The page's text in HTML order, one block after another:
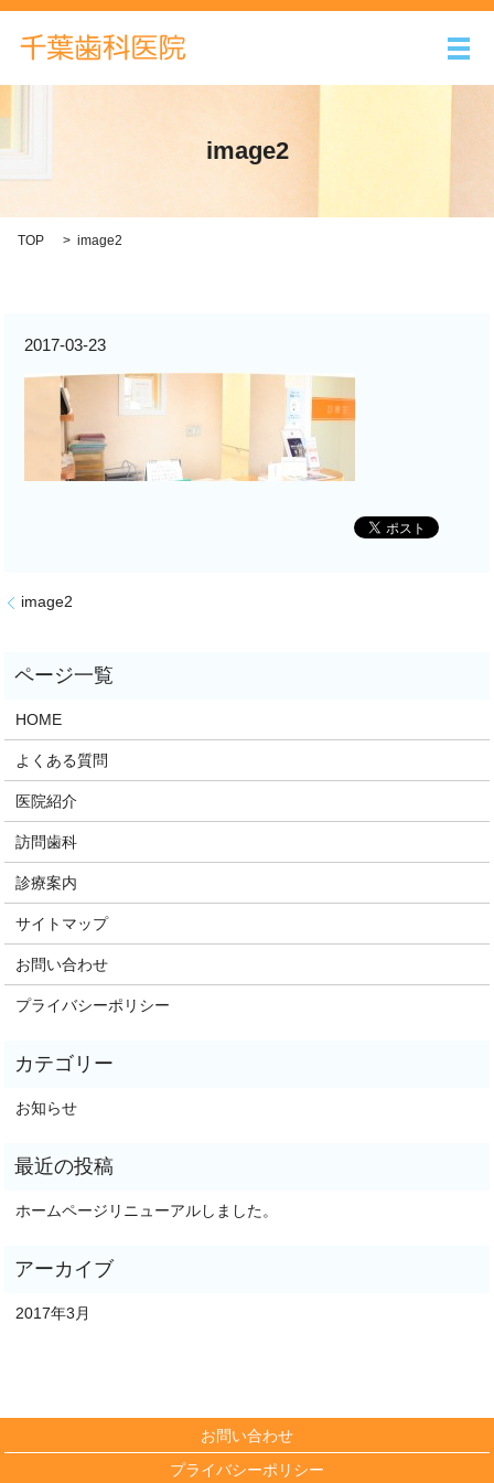
メ
image2
TOP image2
2017-03-23
image2
HOME
よくある質問
医院紹介
訪問歯科
診療案内
サイトマップ
お問い合わせ
プライバシーポリシー
お知らせ
ホームページリニューアルしました。
2017年3月
お問い合わせ
プライバシーポリシー